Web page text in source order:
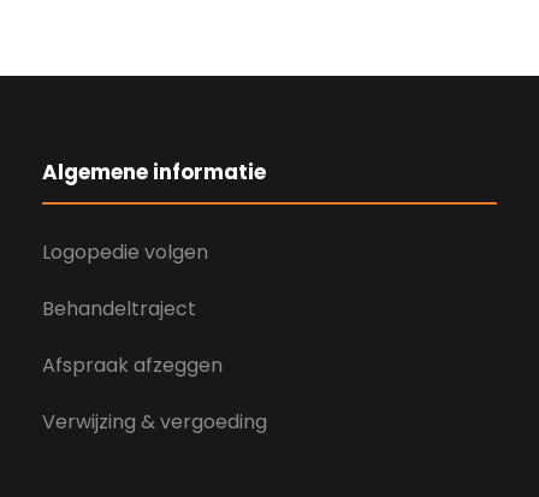
Algemene informatie
Logopedie volgen
Behandeltraject
Afspraak afzeggen
Verwijzing & vergoeding